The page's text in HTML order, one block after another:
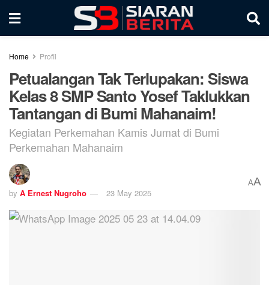
Home Profil
Petualangan Tak Terlupakan: Siswa
Kelas 8 SMP Santo Yosef Taklukkan
Tantangan di Bumi Mahanaim!
Kegiatan Perkemahan Kamis Jumat di Bumi
Perkemahan Mahanaim
by A Ernest Nugroho 23 May 2025
AA